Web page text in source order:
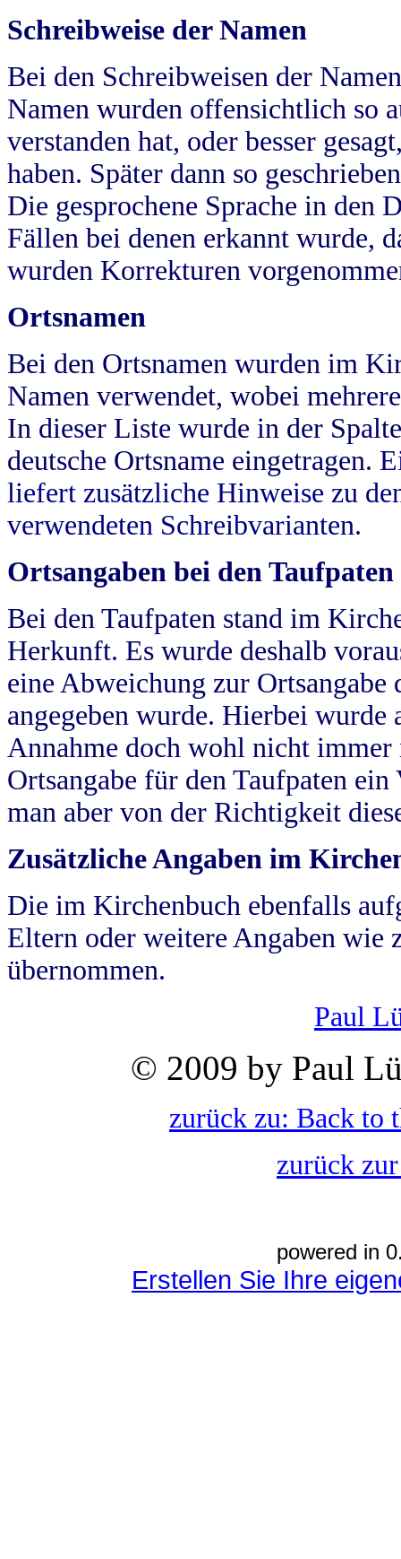
Schreibweise der Namen
Bei den Schreibweisen der
Namen wurden offensichtlich so
verstanden hat, oder besser
haben. Später dann so
Die gesprochene Sprache in
Fällen bei denen erkannt wurde,
wurden Korrekturen
Ortsnamen
Bei den Ortsnamen wurden im
Namen verwendet, wobei
In dieser Liste wurde in der
deutsche Ortsname eingetragen.
liefert zusätzliche Hinweise zu
verwendeten Schreibvarianten.
Ortsangaben bei den Taufpaten
Bei den Taufpaten stand im
Herkunft. Es wurde deshalb
eine Abweichung zur
angegeben wurde. Hierbei wurde
Annahme doch wohl nicht
Ortsangabe für den Taufpaten
man aber von der Richtigkeit
Zusätzliche Angaben im
Die im Kirchenbuch ebenfalls
Eltern oder weitere Angaben wie
übernommen.
Paul
© 2009 by Paul
zurück zu: Back to
zurück
powered in
Erstellen Sie Ihre